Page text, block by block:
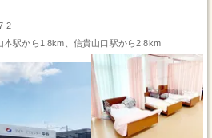
2
本駅から1.8km、信貴山口駅から2.8km